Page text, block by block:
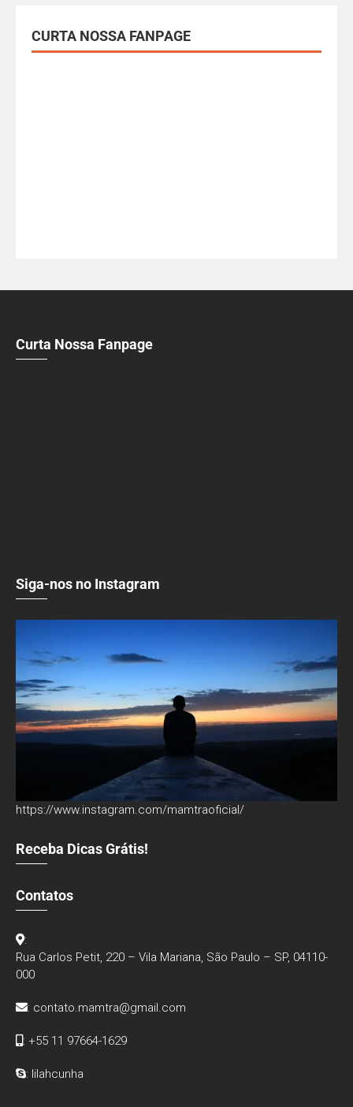
CURTA NOSSA FANPAGE
Curta Nossa Fanpage
Siga-nos no Instagram
https://www.instagram.com/mamtraoficial/
Receba Dicas Grátis!
Contatos
:
Rua Carlos Petit, 220 – Vila Mariana, São Paulo – SP, 04110-
000
: contato.mamtra@gmail.com
: +55 11 97664-1629
: lilahcunha